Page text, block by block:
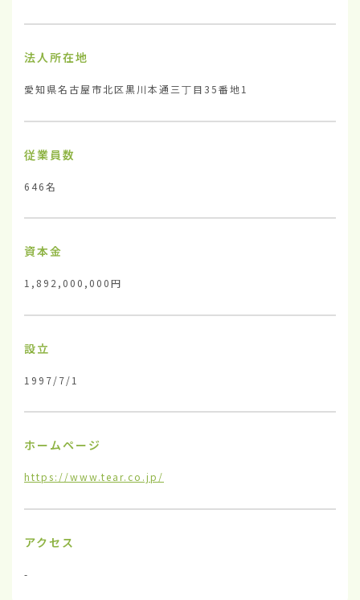
法人所在地
愛知県名古屋市北区黒川本通三丁目35番地1
従業員数
646名
資本金
1,892,000,000円
設立
1997/7/1
ホームページ
https://www.tear.co.jp/
アクセス
-